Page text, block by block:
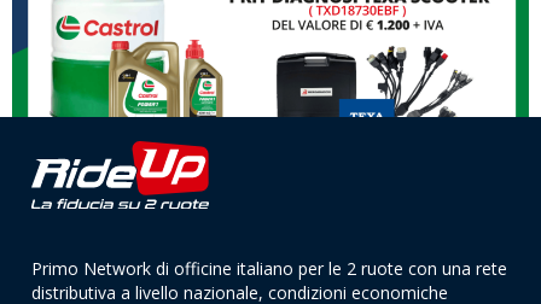
Primo Network di officine italiano per le 2 ruote con una rete
distributiva a livello nazionale, condizioni economiche